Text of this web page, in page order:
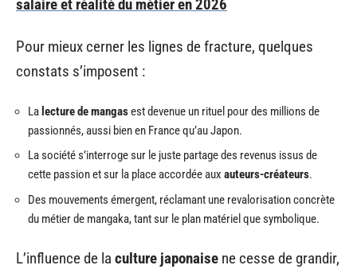
salaire et réalité du métier en 2026
Pour mieux cerner les lignes de fracture, quelques
constats s’imposent :
La lecture de mangasest devenue un rituel pour des millions de
passionnés, aussi bien en France qu’au Japon.
La société s’interroge sur le juste partage des revenus issus de
cette passion et sur la place accordée aux auteurs-créateurs.
Des mouvements émergent, réclamant une revalorisation concrète
du métier de mangaka, tant sur le plan matériel que symbolique.
L’influence de la culture japonaise ne cesse de grandir,